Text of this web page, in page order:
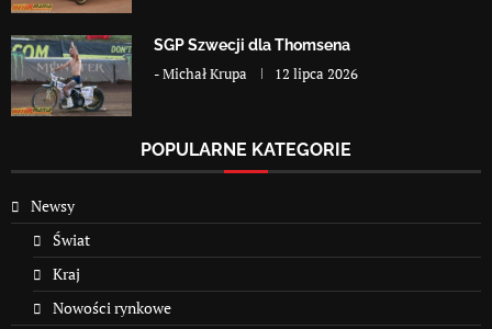
SGP Szwecji dla Thomsena
-Michał Krupa 12 lipca 2026
POPULARNE KATEGORIE
Newsy
Świat
Kraj
Nowości rynkowe